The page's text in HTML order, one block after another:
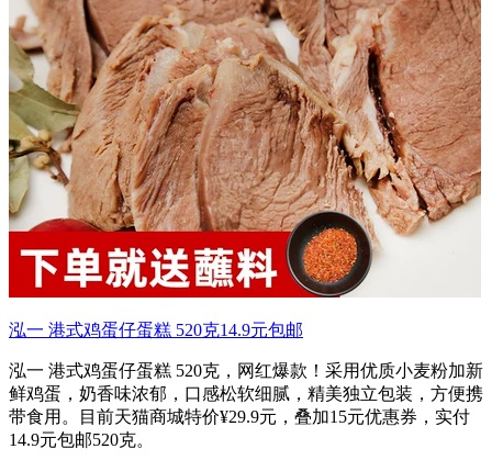
泓一 港式鸡蛋仔蛋糕 520克14.9元包邮
泓一 港式鸡蛋仔蛋糕 520克，网红爆款！采用优质小麦粉加新
鲜鸡蛋，奶香味浓郁，口感松软细腻，精美独立包装，方便携
带食用。目前天猫商城特价¥29.9元，叠加15元优惠券，实付
14.9元包邮520克。